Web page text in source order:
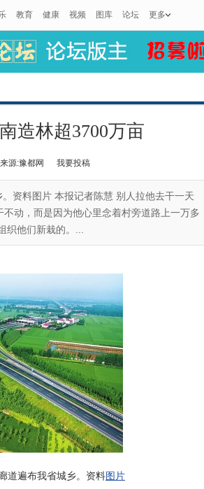
教育 健康 视频 图库 论坛 更多
造林超3700万亩
来源:豫都网 我要投稿
资料图片 本报记者陈慧 别人拉他去干一天
动，而是因为他心里念着村旁道路上一万多
他们新栽的。...
遍布我省城乡。资料图片